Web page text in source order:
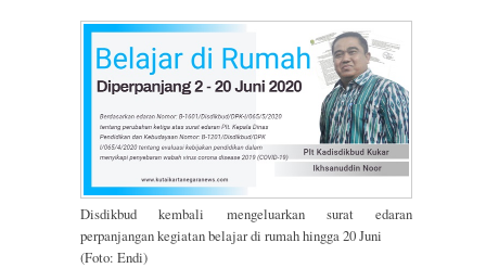
Disdikbud kembali mengeluarkan surat edaran
perpanjangan kegiatan belajar di rumah hingga 20 Juni
(Foto: Endi)